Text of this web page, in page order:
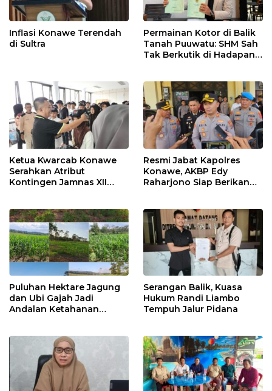
Inflasi Konawe Terendah
di Sultra
Permainan Kotor di Balik
Tanah Puuwatu: SHM Sah
Tak Berkutik di Hadapan
Ketua Kwarcab Konawe
Serahkan Atribut
Kontingen Jamnas XII
Resmi Jabat Kapolres
Konawe, AKBP Edy
Raharjono Siap Berikan
Puluhan Hektare Jagung
dan Ubi Gajah Jadi
Andalan Ketahanan
Serangan Balik, Kuasa
Hukum Randi Liambo
Tempuh Jalur Pidana